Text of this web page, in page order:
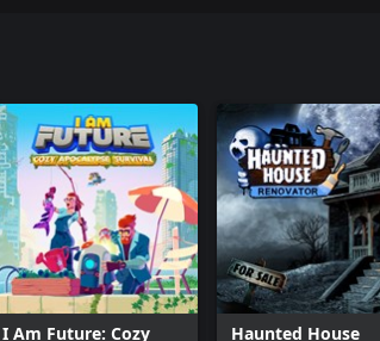
I Am Future: Cozy Haunted House